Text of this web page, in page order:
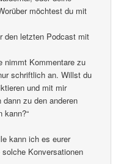
möchtest du mit
den letzten Podcast mit
nimmt Kommentare zu
schriftlich an. Willst du
und mit mir
zu den anderen
kann?“
kann ich es eurer
Konversationen